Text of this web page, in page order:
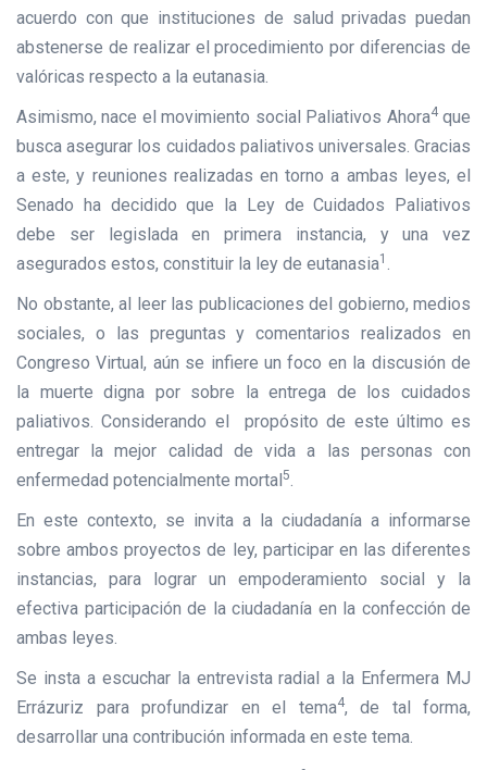
acuerdo con que instituciones de salud privadas puedan
abstenerse de realizar el procedimiento por diferencias de
valóricas respecto a la eutanasia.
Asimismo, nace el movimiento social Paliativos Ahora4que
busca asegurar los cuidados paliativos universales. Gracias
a este, y reuniones realizadas en torno a ambas leyes, el
Senado ha decidido que la Ley de Cuidados Paliativos
debe ser legislada en primera instancia, y una vez
asegurados estos, constituir la ley de eutanasia1 .
No obstante, al leer las publicaciones del gobierno, medios
sociales, o las preguntas y comentarios realizados en
Congreso Virtual, aún se infiere un foco en la discusión de
la muerte digna por sobre la entrega de los cuidados
paliativos. Considerando el propósito de este último es
entregar la mejor calidad de vida a las personas con
enfermedad potencialmente mortal5.
En este contexto, se invita a la ciudadanía a informarse
sobre ambos proyectos de ley, participar en las diferentes
instancias, para lograr un empoderamiento social y la
efectiva participación de la ciudadanía en la confección de
ambas leyes.
Se insta a escuchar la entrevista radial a la Enfermera MJ
Errázuriz para profundizar en el tema4, de tal forma,
desarrollar una contribución informada en este tema.